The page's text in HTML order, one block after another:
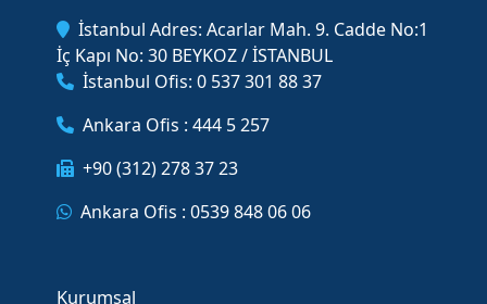
İstanbul Adres: Acarlar Mah. 9. Cadde No:1
İç Kapı No: 30 BEYKOZ / İSTANBUL
İstanbul Ofis: 0 537 301 88 37
Ankara Ofis : 444 5 257
+90 (312) 278 37 23
Ankara Ofis : 0539 848 06 06
Kurumsal